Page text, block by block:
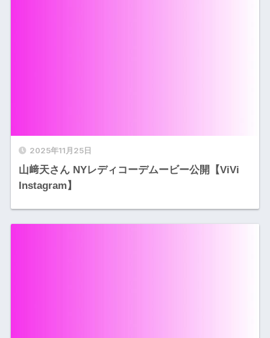
2025年11月25日
山﨑天さん NYレディコーデムービー公開【ViVi
Instagram】